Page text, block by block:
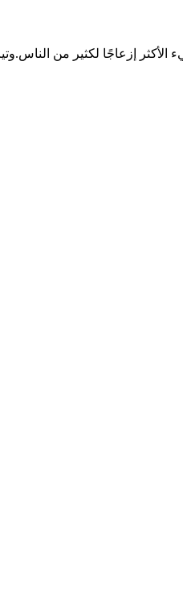
الأكثر إزعاجًا لكثير من